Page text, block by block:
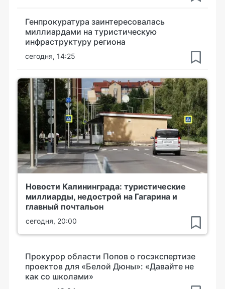
Генпрокуратура заинтересовалась
миллиардами на туристическую
инфраструктуру региона
сегодня, 14:25
Новости Калининграда: туристические
миллиарды, недострой на Гагарина и
главный почтальон
сегодня, 20:00
Прокурор области Попов о госэкспертизе
проектов для «Белой Дюны»: «Давайте не
как со школами»